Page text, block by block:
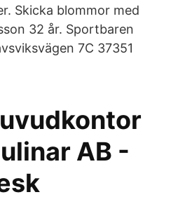
Skicka blommor med
32 år. Sportbaren
7C 37351
AB -